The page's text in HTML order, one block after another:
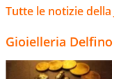
Tutte le notizie della
Gioielleria Delfino